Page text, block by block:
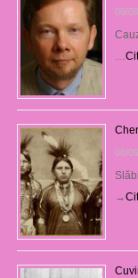
09/
08/
→